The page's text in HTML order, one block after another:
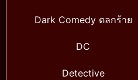
Dark Comedy ตลกร้าย
DC
Detective